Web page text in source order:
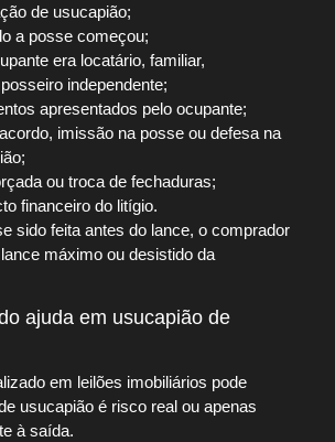
de usucapião;
a posse começou;
era locatário, familiar,
independente;
apresentados pelo ocupante;
imissão na posse ou defesa na
ou troca de fechaduras;
financeiro do litígio.
sido feita antes do lance, o comprador
máximo ou desistido da
ajuda em usucapião de
em leilões imobiliários pode
usucapião é risco real ou apenas
à saída.